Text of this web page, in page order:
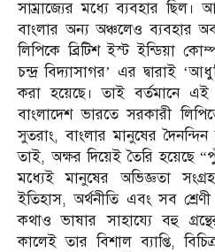
সাম্রাজ্যের মধ্যে ব্যবহার
বাংলার অন্য অঞ্চলেও ব্যবহার
লিপিকে ব্রিটিশ ইস্ট ইন্ডিয়া
চন্দ্র বিদ্যাসাগর’ এর দ্বারাই
করা হয়েছে। তাই বর্তমানে এই
বাংলাদেশ ভারতে সরকারী
সুতরাং, বাংলার মানুষের
তাই, অক্ষর দিয়েই তৈরি হয়েছে
মধ্যেই মানুষের অভিজ্ঞতা
ইতিহাস, অর্থনীতি এবং সব শ্রেণী
কথাও ভাষার সাহায্যে বহু
কালেই তার বিশাল ব্যাপ্তি,